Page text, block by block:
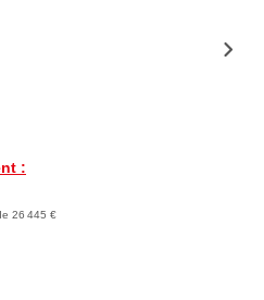
:
26 445 €